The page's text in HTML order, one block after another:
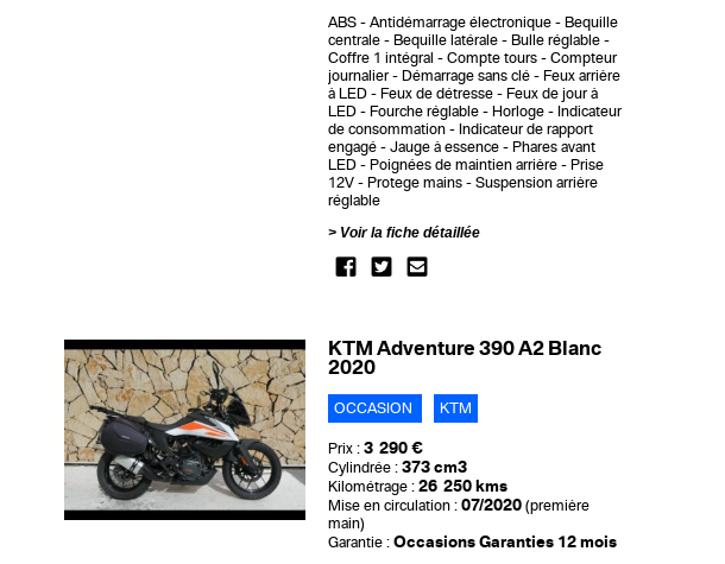
ABS Antidémarrage électronique
Bequille
centrale
Bequille latérale
Bulle réglable
Coffre 1 intégral
Compte tours
Compteur
journalier
Démarrage sans clé
Feux arrière
à LED
Feux de détresse
Feux de jour à
LED
Fourche réglable Horloge
Indicateur
de consommation
Indicateur de rapport
engagé
Jauge à essence
Phares avant
LED
Poignées de maintien arrière
Prise
12V
Protege mains
Suspension arrière
réglable
Voir la fiche détaillée
KTM Adventure 390 A2 Blanc
2020
OCCASION KTM
Prix : 3 290 €
Cylindrée : 373 cm3
Kilométrage : 26 250 kms
Mise en circulation : 07/2020 (première
main)
Garantie : Occasions Garanties 12 mois